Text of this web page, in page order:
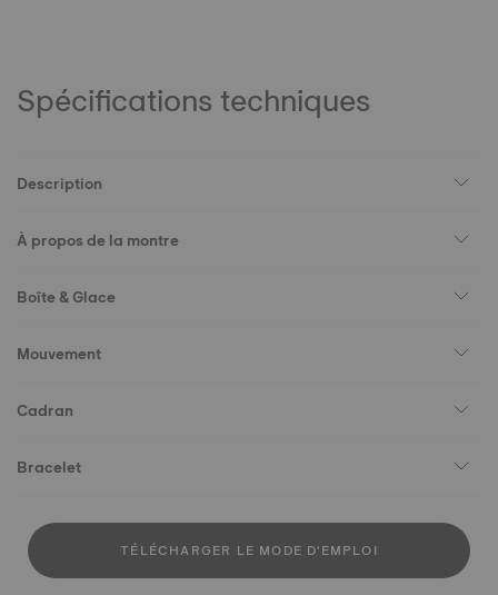
Spécifications techniques
Description
À propos de la montre
Boîte & Glace
Mouvement
Cadran
Bracelet
TÉLÉCHARGER LE MODE D'EMPLOI